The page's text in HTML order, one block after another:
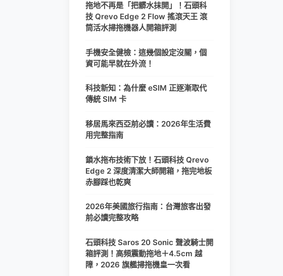
拖地不再是「把髒水抹開」！石頭科
技 Qrevo Edge 2 Flow 搖滾天王 滾
筒活水掃拖機器人開箱評測
手機安全健檢：這幾個設定沒關，個
資可能早就在外流！
科技新知：為什麼 eSIM 正逐漸取代
傳統 SIM 卡
移居馬來西亞前必讀：2026年生活費
用完整指南
鎖水拖布技術下放！石頭科技 Qrevo
Edge 2 深度清潔大師開箱，拖完地板
赤腳踩也乾爽
2026年美國旅行指南：台灣旅客出發
前必讀完整攻略
石頭科技 Saros 20 Sonic 聲波騎士開
箱評測！高頻震動拖地＋4.5cm 越
障，2026 旗艦掃拖機皇一次看